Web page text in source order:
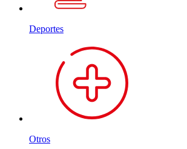
Deportes
Otros